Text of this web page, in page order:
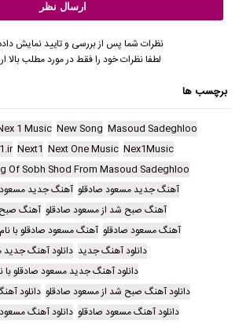
نظرات شما پس از بررسی و تایید نمایش
لطفا نظرات خود را فقط در مورد مطلب بالا
برچسب ها
Masoud Sadeghloo
New Song
1 Music
Nex1Music
Next One Music
Next1
Of Sobh Shod From Masoud Sadeghloo
آهنگ جدید مسعود صادقلو آهنگ جدید مسعود
آهنگ صبح شد از مسعود صادقلو آهنگ
آهنگ مسعود صادقلو آهنگ مسعود صادقلو با
دانلود آهنگ جدید دانلود آهنگ
دانلود آهنگ جدید مسعود صادقلو
دانلود آهنگ صبح شد از مسعود صادقلو دانلود
دانلود آهنگ مسعود صادقلو دانلود آهنگ